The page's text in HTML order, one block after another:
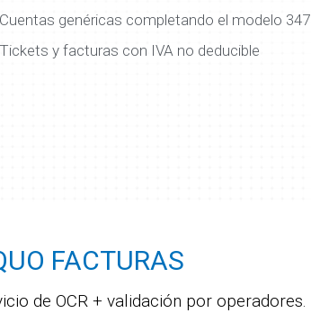
Cuentas genéricas completando el modelo 347
Tickets y facturas con IVA no deducible
FACTURAS
de OCR + validación por operadores.